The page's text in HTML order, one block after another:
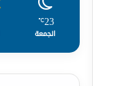
23
℃
الجمعة